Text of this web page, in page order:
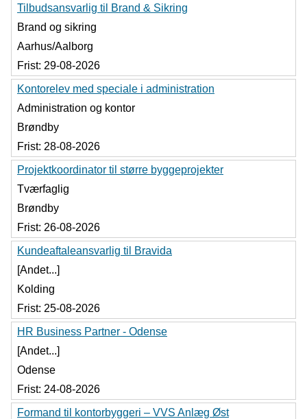
Tilbudsansvarlig til Brand & Sikring
Brand og sikring
Aarhus/Aalborg
Frist: 29-08-2026
Kontorelev med speciale i administration
Administration og kontor
Brøndby
Frist: 28-08-2026
Projektkoordinator til større byggeprojekter
Tværfaglig
Brøndby
Frist: 26-08-2026
Kundeaftaleansvarlig til Bravida
[Andet...]
Kolding
Frist: 25-08-2026
HR Business Partner - Odense
[Andet...]
Odense
Frist: 24-08-2026
Formand til kontorbyggeri – VVS Anlæg Øst